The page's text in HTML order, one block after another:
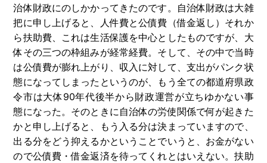
治体財政にのしかかってきたのです。自治体財政は大雑
把に申し上げると、人件費と公債費（借金返し）それか
ら扶助費、これは生活保護を中心としたものですが、大
体その三つの枠組みが経常経費。そして、その中で当時
は公債費が膨れ上がり、収入に対して、支出がパンク状
態になってしまったというのが、もう全ての都道府県政
令市は大体90年代後半から財政運営が立ちゆかない事
態になった。そのときに自治体の労使関係で何が起きた
かと申し上げると、もう入る分は決まっていますので、
出る分をどう抑えるかということでいうと、お金がない
ので公債費・借金返済を待ってくれとはいえない。扶助